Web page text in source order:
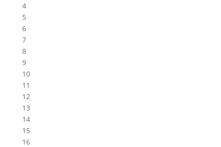
4
5
6
7
8
9
10
11
12
13
14
15
16